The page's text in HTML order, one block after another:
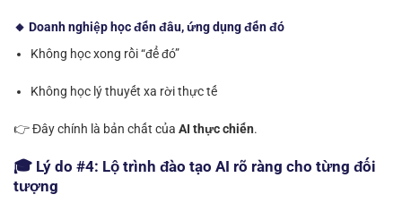
🔸 Doanh nghiệp học đến đâu, ứng dụng đến đó
Không học xong rồi “để đó”
Không học lý thuyết xa rời thực tế
👉 Đây chính là bản chất của AI thực chiến.
🎓 Lý do #4: Lộ trình đào tạo AI rõ ràng cho từng đối
tượng